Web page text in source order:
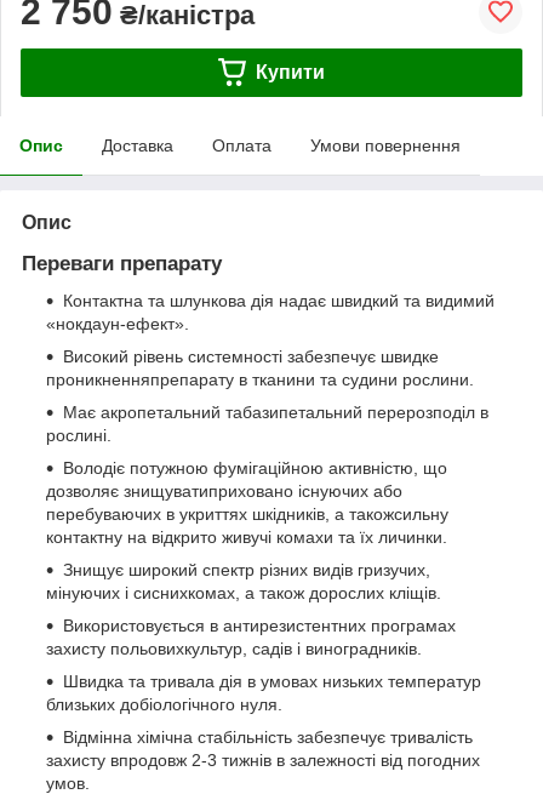
2 750 ₴/каністра
Купити
Опис Доставка Оплата Умови повернення
Опис
Переваги препарату
Контактна та шлункова дія надає швидкий та видимий
«нокдаун-ефект».
Високий рівень системності забезпечує швидке
проникненняпрепарату в тканини та судини рослини.
Має акропетальний табазипетальний перерозподіл в
рослині.
Володіє потужною фумігаційною активністю, що
дозволяє знищуватиприховано існуючих або
перебуваючих в укриттях шкідників, а такожсильну
контактну на відкрито живучі комахи та їх личинки.
Знищує широкий спектр різних видів гризучих,
мінуючих і сиснихкомах, а також дорослих кліщів.
Використовується в антирезистентних програмах
захисту польовихкультур, садів і виноградників.
Швидка та тривала дія в умовах низьких температур
близьких добіологічного нуля.
Відмінна хімічна стабільність забезпечує тривалість
захисту впродовж 2-3 тижнів в залежності від погодних
умов.